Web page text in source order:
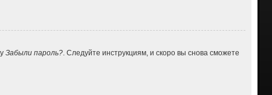
Забыли пароль?. Следуйте инструкциям, и скоро вы снова сможете